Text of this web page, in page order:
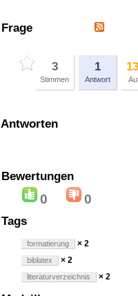
Frage
3
Stimmen
1
Antwort
Antworten
Bewertungen
0 0
Tags
formatierung × 2
biblatex × 2
literaturverzeichnis × 2